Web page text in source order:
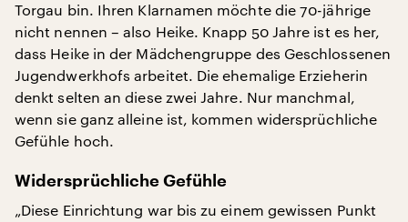
Torgau bin. Ihren Klarnamen möchte die 70-jährige
nicht nennen – also Heike. Knapp 50 Jahre ist es her,
dass Heike in der Mädchengruppe des Geschlossenen
Jugendwerkhofs arbeitet. Die ehemalige Erzieherin
denkt selten an diese zwei Jahre. Nur manchmal,
wenn sie ganz alleine ist, kommen widersprüchliche
Gefühle hoch.
Widersprüchliche Gefühle
„Diese Einrichtung war bis zu einem gewissen Punkt